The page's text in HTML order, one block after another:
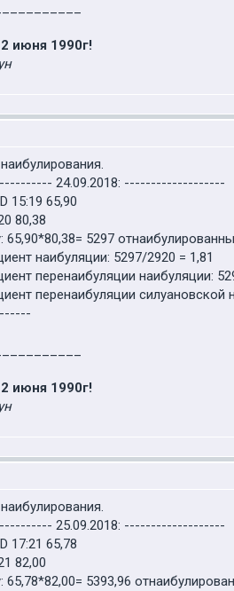
июня 1990г!
24.09.2018: -------------------
15:19 65,90
80,38
65,90*80,38= 5297
наибуляции: 5297/2920 = 1,81
перенаибуляции наибуляции:
перенаибуляции силуановской
июня 1990г!
25.09.2018: -------------------
17:21 65,78
82,00
65,78*82,00= 5393,96